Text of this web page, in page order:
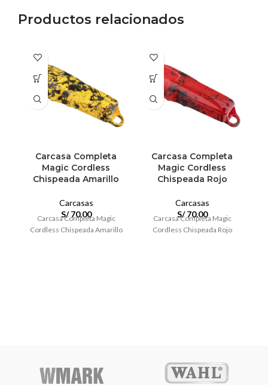
Productos relacionados
Carcasa Completa
Magic Cordless
Chispeada Amarillo
Carcasas
S/70.00
Carcasa Completa Magic
Cordless Chispeada Amarillo
Carcasa Completa
Magic Cordless
Chispeada Rojo
Carcasas
S/70.00
Carcasa Completa Magic
Cordless Chispeada Rojo